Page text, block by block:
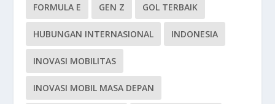
FORMULA E GEN Z GOL TERBAIK
HUBUNGAN INTERNASIONAL INDONESIA
INOVASI MOBILITAS
INOVASI MOBIL MASA DEPAN